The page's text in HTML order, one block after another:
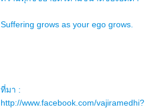
Suffering grows as your ego grows.
ที่มา :
http://www.facebook.com/vajiramedhi?